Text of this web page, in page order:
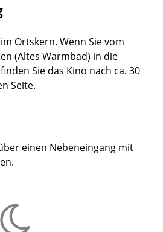
Ortskern. Wenn Sie vom
(Altes Warmbad) in die
Sie das Kino nach ca. 30
Seite.
einen Nebeneingang mit